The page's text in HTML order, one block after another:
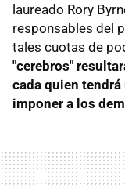
laureado Rory
responsables del
tales cuotas de
"cerebros"
cada quien
imponer a los